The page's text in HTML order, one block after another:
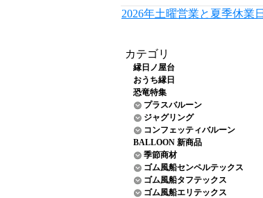
2026年土曜営業と夏季休業
カテゴリ
縁日ノ屋台
おうち縁日
恐竜特集
プラスバルーン
ジャグリング
コンフェッティバルーン
BALLOON 新商品
季節商材
ゴム風船センペルテックス
ゴム風船タフテックス
ゴム風船エリテックス